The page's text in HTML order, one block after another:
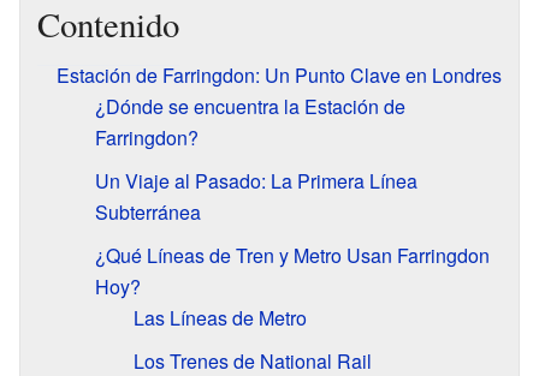
Contenido
Estación de Farringdon: Un Punto Clave en Londres
¿Dónde se encuentra la Estación de
Farringdon?
Un Viaje al Pasado: La Primera Línea
Subterránea
¿Qué Líneas de Tren y Metro Usan Farringdon
Hoy?
Las Líneas de Metro
Los Trenes de National Rail